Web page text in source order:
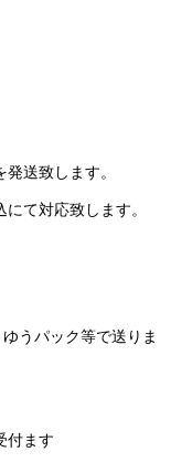
送致します。
て対応致します。
うパック等で送りま
付ます